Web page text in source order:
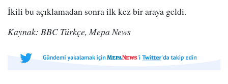
İkili bu açıklamadan sonra ilk kez bir araya geldi.
Kaynak: BBC Türkçe, Mepa News